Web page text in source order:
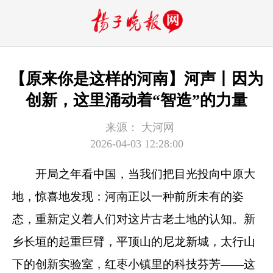
【原来你是这样的河南】河声丨因为
创新，这里涌动着“智造”的力量
来源：
大河网
2026-04-03 12:28:00
开局之年看中国，当我们把目光投向中原大
地，惊喜地发现：河南正以一种前所未有的姿
态，重新定义着人们对这片古老土地的认知。新
乡长垣的起重巨臂，平顶山的尼龙新城，太行山
下的创新实验室，红枣小镇里的科技芬芳——这